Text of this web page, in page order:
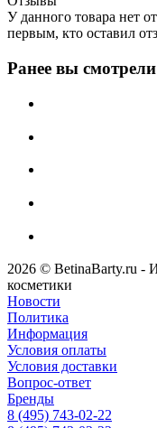
У данного товара нет
первым, кто оставил
Ранее вы смотрели
2026 © BetinaBarty.ru -
косметики
Новости
Политика
Информация
Условия оплаты
Условия доставки
Вопрос-ответ
Бренды
8 (495) 743-02-22